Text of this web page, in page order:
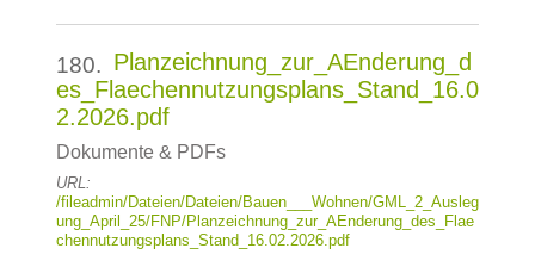
180. Planzeichnung_zur_AEnderung_d
es_Flaechennutzungsplans_Stand_16.0
2.2026.pdf
Dokumente & PDFs
URL:
/fileadmin/Dateien/Dateien/Bauen___Wohnen/GML_2_Ausleg
ung_April_25/FNP/Planzeichnung_zur_AEnderung_des_Flae
chennutzungsplans_Stand_16.02.2026.pdf